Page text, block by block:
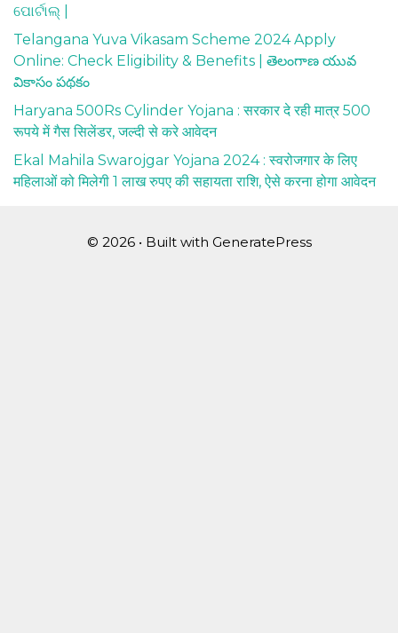
ପୋର୍ଟାଲ୍ |
Telangana Yuva Vikasam Scheme 2024 Apply
Online: Check Eligibility & Benefits | తెలంగాణ యువ
వికాసం పథకం
Haryana 500Rs Cylinder Yojana : सरकार दे रही मात्र 500
रूपये में गैस सिलेंडर, जल्दी से करे आवेदन
Ekal Mahila Swarojgar Yojana 2024 : स्वरोजगार के लिए
महिलाओं को मिलेगी 1 लाख रुपए की सहायता राशि, ऐसे करना होगा आवेदन
© 2026 • Built with GeneratePress